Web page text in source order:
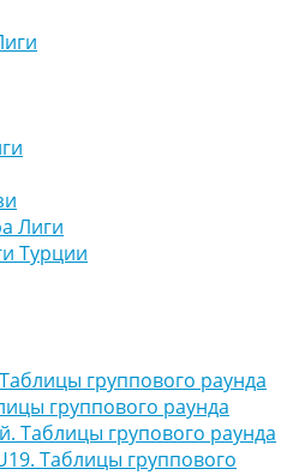
Лиги
Турции
группового раунда
группового раунда
Таблицы групового раунда
Таблицы группового